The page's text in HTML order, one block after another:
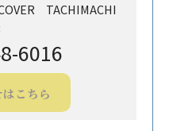
TACHIMACHI
6016
こちら